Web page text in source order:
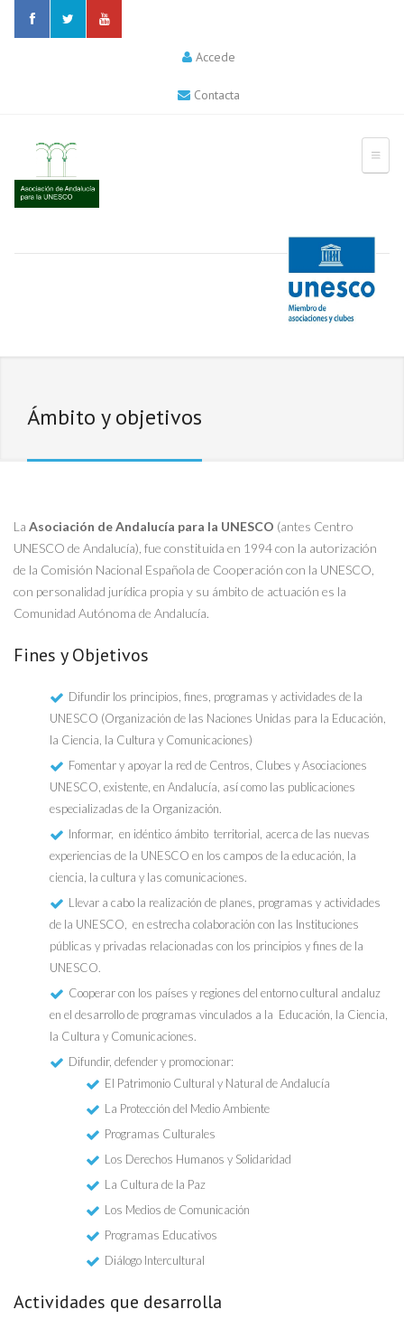
Accede
Contacta
Ámbito y objetivos
La Asociación de Andalucía para la UNESCO (antes Centro
UNESCO de Andalucía), fue constituida en 1994 con la autorización
de la Comisión Nacional Española de Cooperación con la UNESCO,
con personalidad jurídica propia y su ámbito de actuación es la
Comunidad Autónoma de Andalucía.
Fines y Objetivos
Difundir los principios, fines, programas y actividades de la
UNESCO (Organización de las Naciones Unidas para la Educación,
la Ciencia, la Cultura y Comunicaciones)
Fomentar y apoyar la red de Centros, Clubes y Asociaciones
UNESCO, existente, en Andalucía, así como las publicaciones
especializadas de la Organización.
Informar, en idéntico ámbito territorial, acerca de las nuevas
experiencias de la UNESCO en los campos de la educación, la
ciencia, la cultura y las comunicaciones.
Llevar a cabo la realización de planes, programas y actividades
de la UNESCO, en estrecha colaboración con las Instituciones
públicas y privadas relacionadas con los principios y fines de la
UNESCO.
Cooperar con los países y regiones del entorno cultural andaluz
en el desarrollo de programas vinculados a la Educación, la Ciencia,
la Cultura y Comunicaciones.
Difundir, defender y promocionar:
El Patrimonio Cultural y Natural de Andalucía
La Protección del Medio Ambiente
Programas Culturales
Los Derechos Humanos y Solidaridad
La Cultura de la Paz
Los Medios de Comunicación
Programas Educativos
Diálogo Intercultural
Actividades que desarrolla